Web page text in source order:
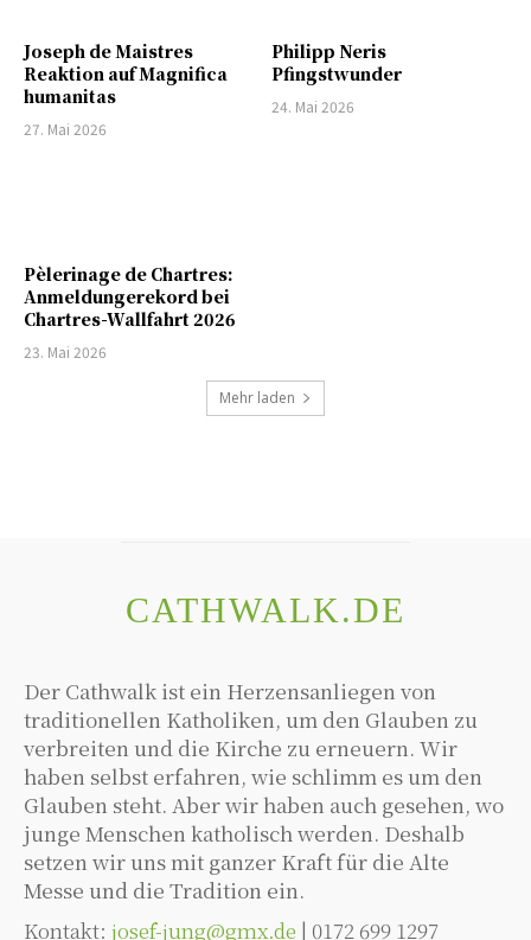
Joseph de Maistres
Reaktion auf Magnifica
humanitas
27. Mai 2026
Philipp Neris
Pfingstwunder
24. Mai 2026
Pèlerinage de Chartres:
Anmeldungerekord bei
Chartres-Wallfahrt 2026
23. Mai 2026
Mehr laden
CATHWALK.DE
Der Cathwalk ist ein Herzensanliegen von
traditionellen Katholiken, um den Glauben zu
verbreiten und die Kirche zu erneuern. Wir
haben selbst erfahren, wie schlimm es um den
Glauben steht. Aber wir haben auch gesehen, wo
junge Menschen katholisch werden. Deshalb
setzen wir uns mit ganzer Kraft für die Alte
Messe und die Tradition ein.
Kontakt: josef-jung@gmx.de | 0172 699 1297